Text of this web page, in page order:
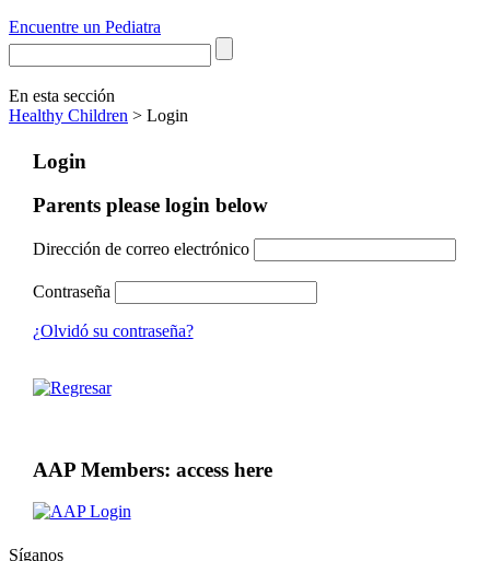
Encuentre un Pediatra
En esta sección
Healthy Children > Login
Login
Parents please login below
Dirección de correo electrónico
Contraseña
¿Olvidó su contraseña?
AAP Members: access here
Síganos